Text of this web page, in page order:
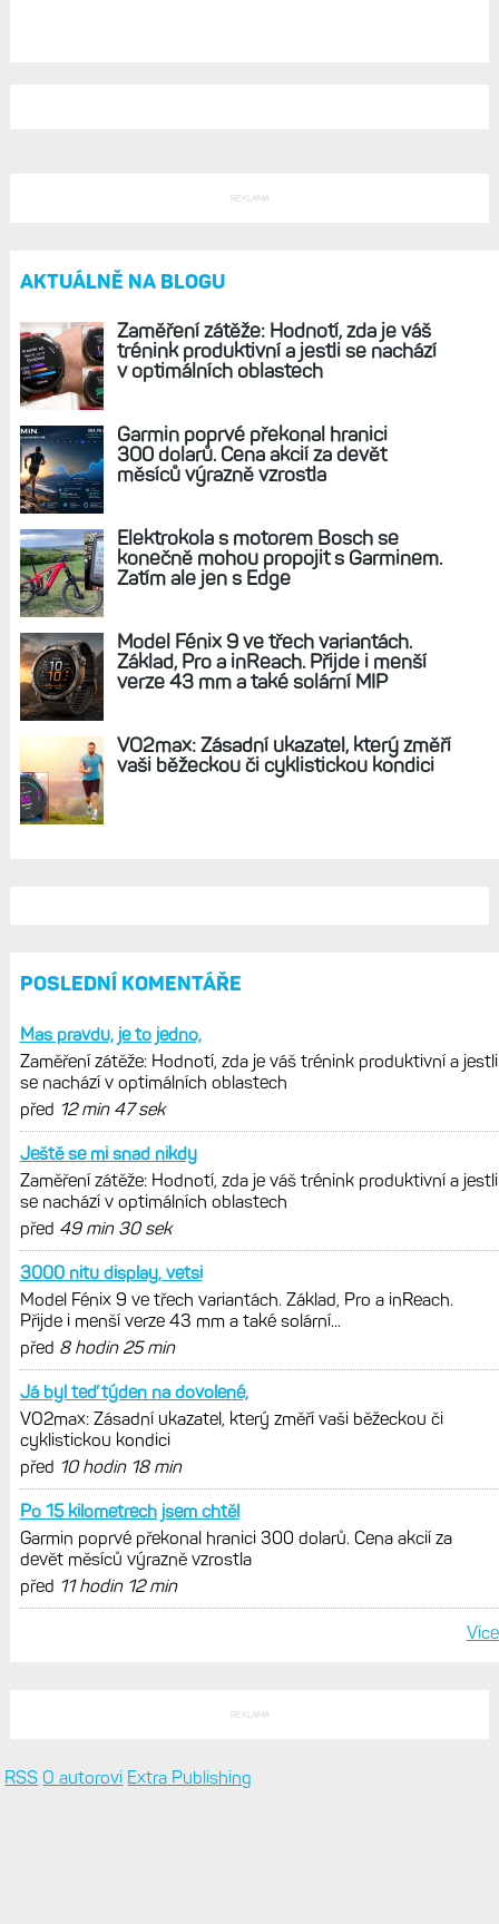
REKLAMA
AKTUÁLNĚ NA BLOGU
Zaměření zátěže: Hodnotí, zda je váš
trénink produktivní a jestli se nachází
v optimálních oblastech
Garmin poprvé překonal hranici
300 dolarů. Cena akcií za devět
měsíců výrazně vzrostla
Elektrokola s motorem Bosch se
konečně mohou propojit s Garminem.
Zatím ale jen s Edge
Model Fénix 9 ve třech variantách.
Základ, Pro a inReach. Přijde i menší
verze 43 mm a také solární MIP
VO2max: Zásadní ukazatel, který změří
vaši běžeckou či cyklistickou kondici
POSLEDNÍ KOMENTÁŘE
Mas pravdu, je to jedno,
Zaměření zátěže: Hodnotí, zda je váš trénink produktivní a jestli
se nachází v optimálních oblastech
před 12 min 47 sek
Ještě se mi snad nikdy
Zaměření zátěže: Hodnotí, zda je váš trénink produktivní a jestli
se nachází v optimálních oblastech
před 49 min 30 sek
3000 nitu display, vetsi
Model Fénix 9 ve třech variantách. Základ, Pro a inReach.
Přijde i menší verze 43 mm a také solární...
před 8 hodin 25 min
Já byl teď týden na dovolené,
VO2max: Zásadní ukazatel, který změří vaši běžeckou či
cyklistickou kondici
před 10 hodin 18 min
Po 15 kilometrech jsem chtěl
Garmin poprvé překonal hranici 300 dolarů. Cena akcií za
devět měsíců výrazně vzrostla
před 11 hodin 12 min
Více
REKLAMA
RSS O autorovi Extra Publishing